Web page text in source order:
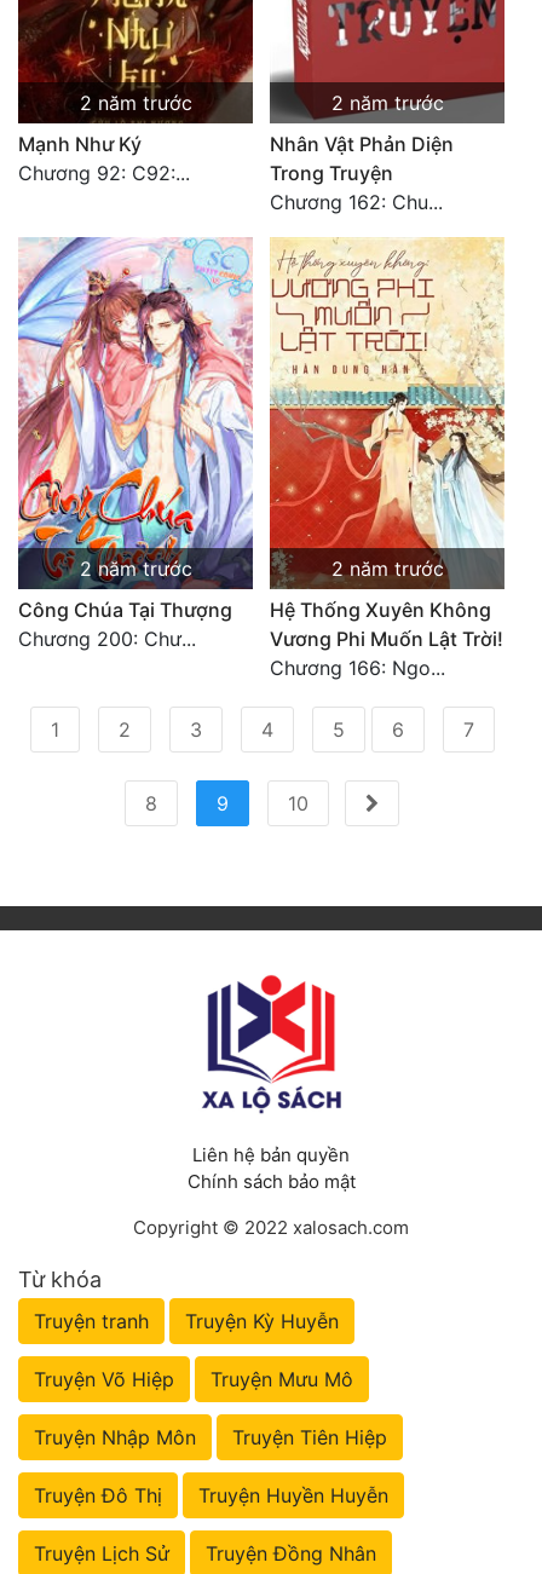
2 năm trước
Mạnh Như Ký
Chương 92: C92:...
2 năm trước
Nhân Vật Phản Diện
Trong Truyện
Chương 162: Chu...
2 năm trước
Công Chúa Tại Thượng
Chương 200: Chư...
2 năm trước
Hệ Thống Xuyên Không
Vương Phi Muốn Lật Trời!
Chương 166: Ngo...
1 2 3 4 5 6 7
8 9
(current)
10
Liên hệ bản quyền
Chính sách bảo mật
Copyright © 2022 xalosach.com
Từ khóa
Truyện tranh Truyện Kỳ Huyễn
Truyện Võ Hiệp Truyện Mưu Mô
Truyện Nhập Môn Truyện Tiên Hiệp
Truyện Đô Thị Truyện Huyền Huyễn
Truyện Lịch Sử Truyện Đồng Nhân